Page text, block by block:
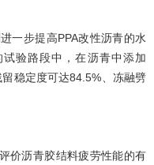
一步提高PPA改性沥青的水
验路段中，在沥青中添加
稳定度可达84.5%、冻融劈
价沥青胶结料疲劳性能的有